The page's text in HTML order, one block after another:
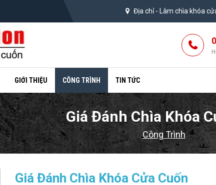
Địa chỉ - Làm chìa khóa
GIỚI THIỆU CÔNG TRÌNH TIN TỨC
Giá Đánh Chìa Khóa
Công Trình
Giá Đánh Chìa Khóa Cửa Cuốn